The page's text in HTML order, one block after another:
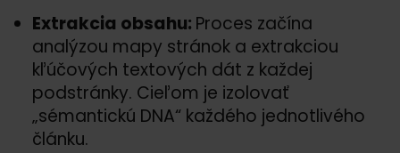
Extrakcia obsahu: Proces začína
analýzou mapy stránok a extrakciou
kľúčových textových dát z každej
podstránky. Cieľom je izolovať
„sémantickú DNA“ každého jednotlivého
článku.